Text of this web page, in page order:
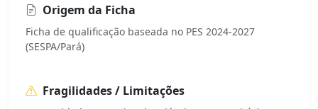
Origem da Ficha
Ficha de qualificação baseada no PES 2024-2027
(SESPA/Pará)
Fragilidades / Limitações